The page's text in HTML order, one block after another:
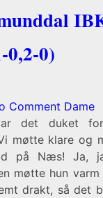
0,2-0)
Comment Dame
det duket
møtte klare og
på Næs! Ja,
møtte hun
drakt, så det